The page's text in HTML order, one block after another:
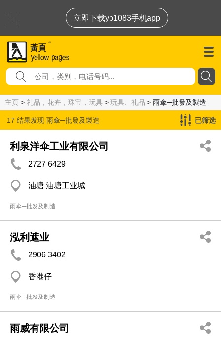
立即下载yp1083手机app
主页 > 礼品，花卉，珠宝，玩具 > 玩具、礼品 > 雨傘─批發及製造
17 结果发现 雨傘─批發及製造 已筛选
利泉洋伞工业有限公司
2727 6429
油塘 油塘工业城
雨伞─批发及制造
泓利遮业
2906 3402
香港仔
雨伞─批发及制造
雨威有限公司